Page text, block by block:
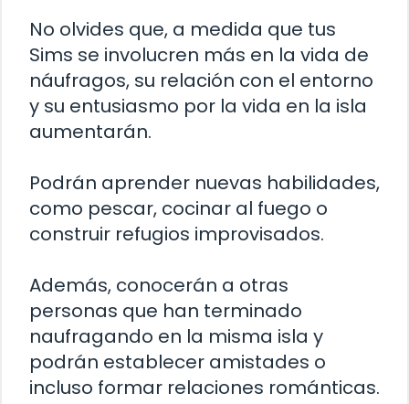
No olvides que, a medida que tus
Sims se involucren más en la vida de
náufragos, su relación con el entorno
y su entusiasmo por la vida en la isla
aumentarán.
Podrán aprender nuevas habilidades,
como pescar, cocinar al fuego o
construir refugios improvisados.
Además, conocerán a otras
personas que han terminado
naufragando en la misma isla y
podrán establecer amistades o
incluso formar relaciones románticas.